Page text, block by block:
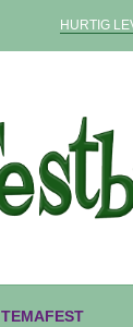
HURTIG
TEMAFEST